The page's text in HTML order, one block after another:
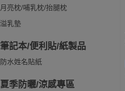
月亮枕/哺乳枕/抬腿枕
溢乳墊
筆記本/便利貼/紙製品
防水姓名貼紙
夏季防曬/涼感專區